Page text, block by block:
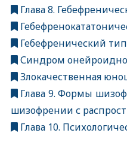
Глава 8.
Гебефренический
Синдром
Злокачественная
Глава 9. Формы
шизофрении с
Глава 10.